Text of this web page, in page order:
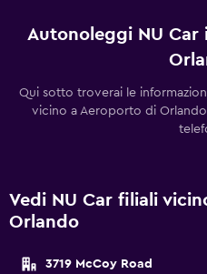
Autonoleggi NU Car
Qui sotto troverai le
vicino a Aeroporto di
Vedi NU Car filiali
Orlando
3719 McCoy Road